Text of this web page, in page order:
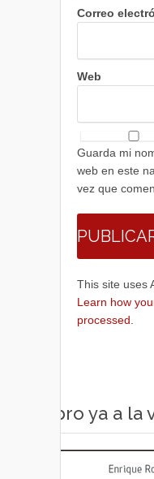
Correo
Web
Guarda mi
web en este
vez que
This site uses
Learn how
processed.
Libro ya a la